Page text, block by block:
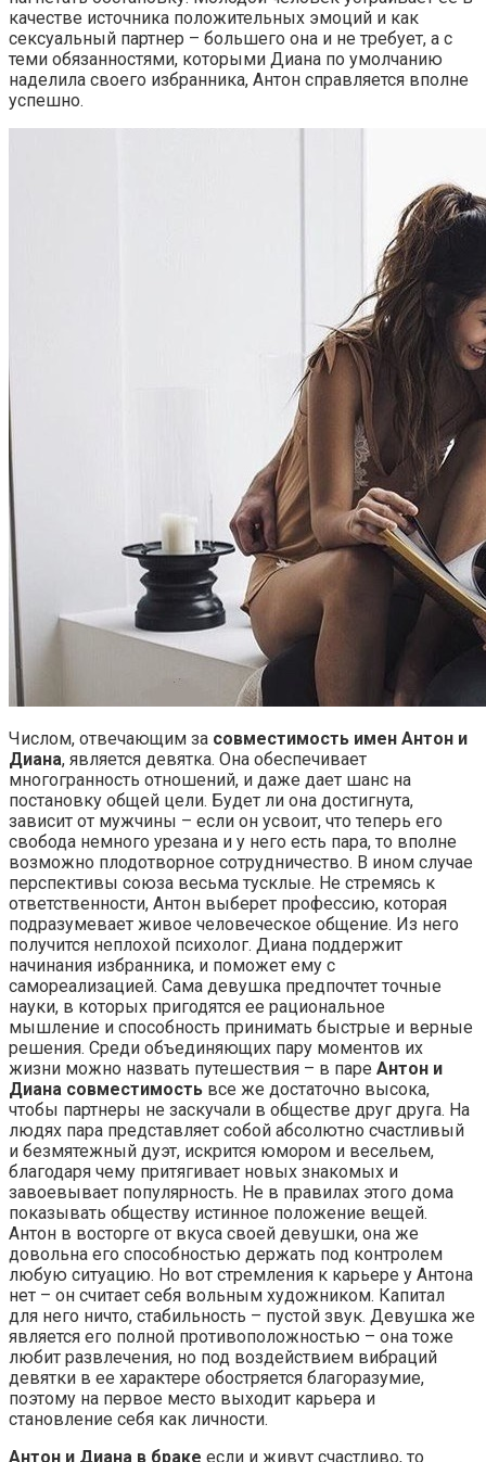
качестве источника положительных эмоций и как
сексуальный партнер – большего она и не требует, а с
теми обязанностями, которыми Диана по умолчанию
наделила своего избранника, Антон справляется вполне
успешно.
Числом, отвечающим за совместимость имен Антон и
Диана, является девятка. Она обеспечивает
многогранность отношений, и даже дает шанс на
постановку общей цели. Будет ли она достигнута,
зависит от мужчины – если он усвоит, что теперь его
свобода немного урезана и у него есть пара, то вполне
возможно плодотворное сотрудничество. В ином случае
перспективы союза весьма тусклые. Не стремясь к
ответственности, Антон выберет профессию, которая
подразумевает живое человеческое общение. Из него
получится неплохой психолог. Диана поддержит
начинания избранника, и поможет ему с
самореализацией. Сама девушка предпочтет точные
науки, в которых пригодятся ее рациональное
мышление и способность принимать быстрые и верные
решения. Среди объединяющих пару моментов их
жизни можно назвать путешествия – в паре Антон и
Диана совместимость все же достаточно высока,
чтобы партнеры не заскучали в обществе друг друга. На
людях пара представляет собой абсолютно счастливый
и безмятежный дуэт, искрится юмором и весельем,
благодаря чему притягивает новых знакомых и
завоевывает популярность. Не в правилах этого дома
показывать обществу истинное положение вещей.
Антон в восторге от вкуса своей девушки, она же
довольна его способностью держать под контролем
любую ситуацию. Но вот стремления к карьере у Антона
нет – он считает себя вольным художником. Капитал
для него ничто, стабильность – пустой звук. Девушка же
является его полной противоположностью – она тоже
любит развлечения, но под воздействием вибраций
девятки в ее характере обостряется благоразумие,
поэтому на первое место выходит карьера и
становление себя как личности.
Антон и Диана в браке если и живут счастливо, то